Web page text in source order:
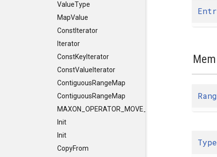
ValueType
MapValue
ConstIterator
Iterator
ConstKeyIterator
ConstValueIterator
ContiguousRangeMap
ContiguousRangeMap
MAXON_OPERATOR_MOVE_ASSIGNMENT
Init
Init
CopyFrom
Type